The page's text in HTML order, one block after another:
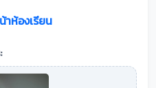
าห้องเรียน